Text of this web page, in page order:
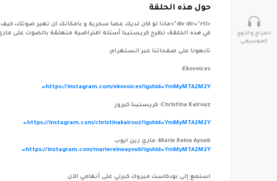
المزاج والنوع
الموسيقي
حول هذه الحلقة
<div dir="rtl">ماذا لو كان لديك عصا سحرية و بامكانك ان تغير صوتك، كيف سيصبح؟ أو ماذا لو أصبت باحدى مشاكل الصوت أو فقدته بالكامل؟
في هذه الحلقة، تطرح كريستينا أسئلة افتراضية متعلقة بالصوت على
تابعونا على صفحاتنا عبر انستغرام:
Ekovoices:
https://instagram.com/ekovoices?igshid=YmMyMTA2M2Y=
Christina Kairouz: كريستينا كيروز
https://instagram.com/christinakairouz?igshid=YmMyMTA2M2Y=
Marie Reine Ayoub: ماري رين ايوب
https://instagram.com/mariereineayoub?igshid=YmMyMTA2M2Y=
استمع إلى بودكاست مبروك كبرتي على أنغامي الآن